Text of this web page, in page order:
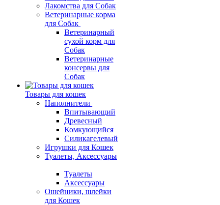
Лакомства для Собак
Ветеринарные корма
для Собак
Ветеринарный
сухой корм для
Собак
Ветеринарные
консервы для
Собак
Товары для кошек
Наполнители
Впитывающий
Древесный
Комкующийся
Силикагелевый
Игрушки для Кошек
Туалеты, Аксессуары
Туалеты
Аксессуары
Ошейники, шлейки
для Кошек